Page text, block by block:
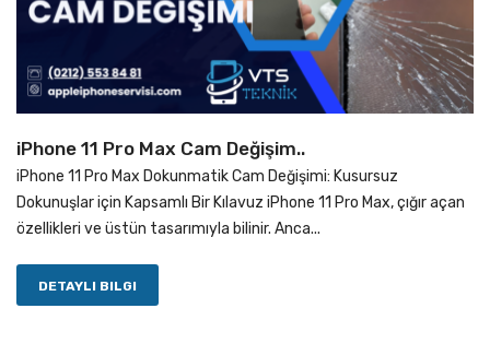
iPhone 11 Pro Max Cam Değişim..
iPhone 11 Pro Max Dokunmatik Cam Değişimi: Kusursuz
Dokunuşlar için Kapsamlı Bir Kılavuz iPhone 11 Pro Max, çığır açan
özellikleri ve üstün tasarımıyla bilinir. Anca...
DETAYLI BILGI